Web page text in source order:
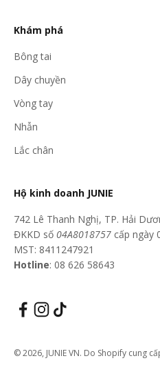
Khám phá
Bông tai
Dây chuyền
Vòng tay
Nhẫn
Lắc chân
Hộ kinh doanh JUNIE
742 Lê Thanh Nghị, TP. Hải
ĐKKD số 04A8018757 cấp ngày
MST: 8411247921
Hotline: 08 626 58643
© 2026, JUNIE VN. Do Shopify cung